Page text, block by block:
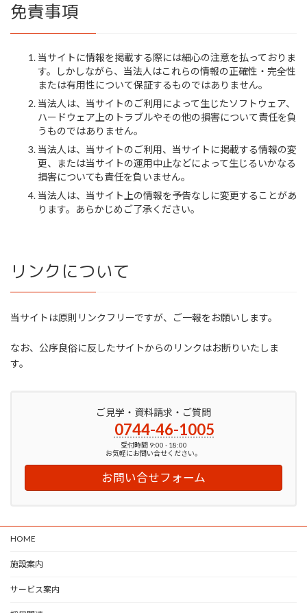
免責事項
当サイトに情報を掲載する際には細心の注意を払っておりま
す。しかしながら、当法人はこれらの情報の正確性・完全性
または有用性について保証するものではありません。
当法人は、当サイトのご利用によって生じたソフトウェア、
ハードウェア上のトラブルやその他の損害について責任を負
うものではありません。
当法人は、当サイトのご利用、当サイトに掲載する情報の変
更、または当サイトの運用中止などによって生じるいかなる
損害についても責任を負いません。
当法人は、当サイト上の情報を予告なしに変更することがあ
ります。あらかじめご了承ください。
リンクについて
当サイトは原則リンクフリーですが、ご一報をお願いします。
なお、公序良俗に反したサイトからのリンクはお断りいたしま
す。
ご見学・資料請求・ご質問
0744-46-1005
受付時間 9:00 - 18:00
お気軽にお問い合せください。
お問い合せフォーム
HOME
施設案内
サービス案内